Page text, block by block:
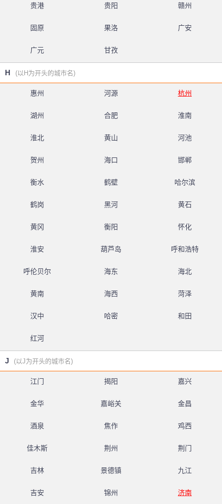
贵港 贵阳 赣州
固原 果洛 广安
广元 甘孜
H (以H为开头的城市名)
惠州 河源 杭州
湖州 合肥 淮南
淮北 黄山 河池
贺州 海口 邯郸
衡水 鹤壁 哈尔滨
鹤岗 黑河 黄石
黄冈 衡阳 怀化
淮安 葫芦岛 呼和浩特
呼伦贝尔 海东 海北
黄南 海西 菏泽
汉中 哈密 和田
红河
J (以J为开头的城市名)
江门 揭阳 嘉兴
金华 嘉峪关 金昌
酒泉 焦作 鸡西
佳木斯 荆州 荆门
吉林 景德镇 九江
吉安 锦州 济南